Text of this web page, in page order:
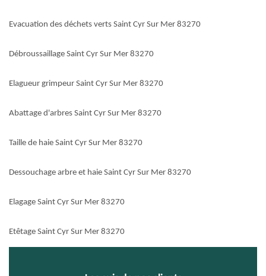
Evacuation des déchets verts Saint Cyr Sur Mer 83270
Débroussaillage Saint Cyr Sur Mer 83270
Elagueur grimpeur Saint Cyr Sur Mer 83270
Abattage d'arbres Saint Cyr Sur Mer 83270
Taille de haie Saint Cyr Sur Mer 83270
Dessouchage arbre et haie Saint Cyr Sur Mer 83270
Elagage Saint Cyr Sur Mer 83270
Etêtage Saint Cyr Sur Mer 83270